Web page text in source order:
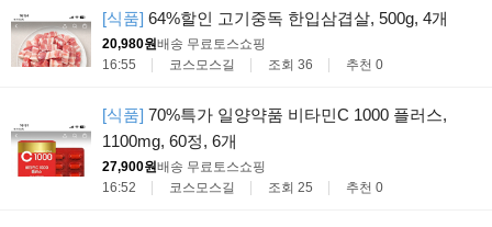
[식품] 64%할인 고기중독 한입삼겹살, 500g, 4개
20,980원배송 무료토스쇼핑
16:55
코스모스길 조회 36 추천 0
[식품] 70%특가 일양약품 비타민C 1000 플러스,
1100mg, 60정, 6개
27,900원배송 무료토스쇼핑
16:52
코스모스길 조회 25 추천 0